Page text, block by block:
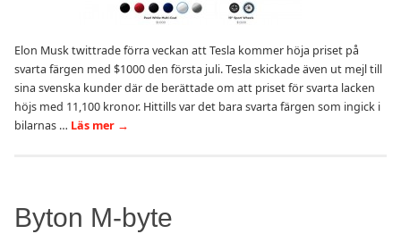
Elon Musk twittrade förra veckan att Tesla kommer höja priset på
svarta färgen med $1000 den första juli. Tesla skickade även ut mejl till
sina svenska kunder där de berättade om att priset för svarta lacken
höjs med 11,100 kronor. Hittills var det bara svarta färgen som ingick i
bilarnas … Läs mer →
Byton M-byte